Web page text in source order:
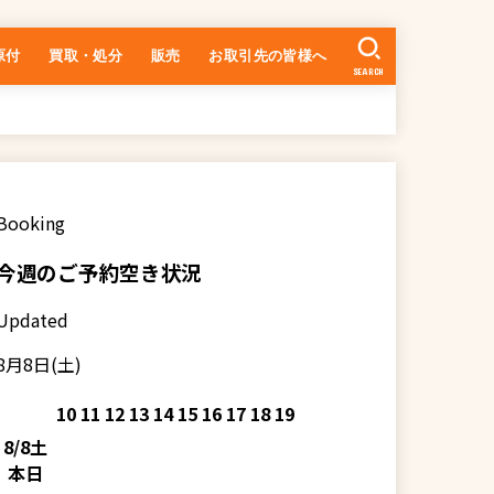
付 買取・処分 販売 お取引先の皆様へ
SEARCH